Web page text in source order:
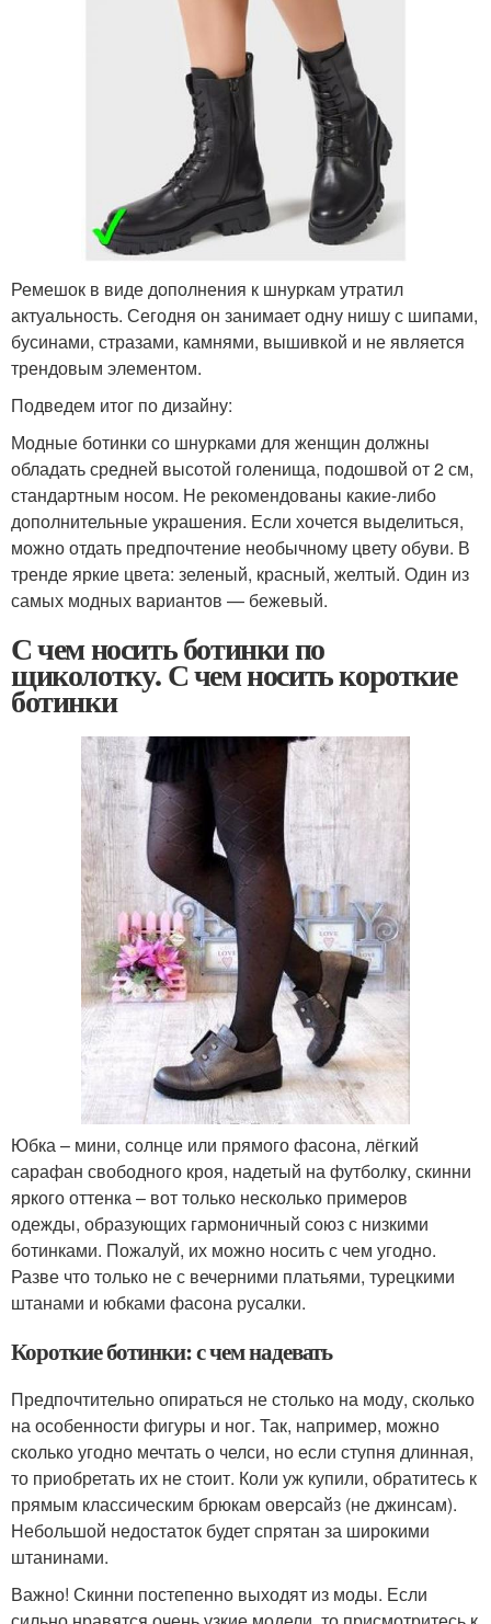
Ремешок в виде дополнения к шнуркам утратил
актуальность. Сегодня он занимает одну нишу с шипами,
бусинами, стразами, камнями, вышивкой и не является
трендовым элементом.
Подведем итог по дизайну:
Модные ботинки со шнурками для женщин должны
обладать средней высотой голенища, подошвой от 2 см,
стандартным носом. Не рекомендованы какие-либо
дополнительные украшения. Если хочется выделиться,
можно отдать предпочтение необычному цвету обуви. В
тренде яркие цвета: зеленый, красный, желтый. Один из
самых модных вариантов — бежевый.
С чем носить ботинки по
щиколотку. С чем носить короткие
ботинки
Юбка – мини, солнце или прямого фасона, лёгкий
сарафан свободного кроя, надетый на футболку, скинни
яркого оттенка – вот только несколько примеров
одежды, образующих гармоничный союз с низкими
ботинками. Пожалуй, их можно носить с чем угодно.
Разве что только не с вечерними платьями, турецкими
штанами и юбками фасона русалки.
Короткие ботинки: с чем надевать
Предпочтительно опираться не столько на моду, сколько
на особенности фигуры и ног. Так, например, можно
сколько угодно мечтать о челси, но если ступня длинная,
то приобретать их не стоит. Коли уж купили, обратитесь к
прямым классическим брюкам оверсайз (не джинсам).
Небольшой недостаток будет спрятан за широкими
штанинами.
Важно! Скинни постепенно выходят из моды. Если